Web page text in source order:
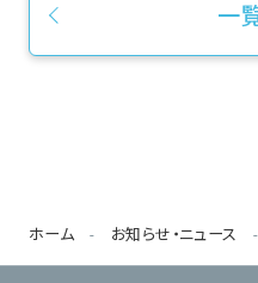
一
ホーム お知らせ・ニュース